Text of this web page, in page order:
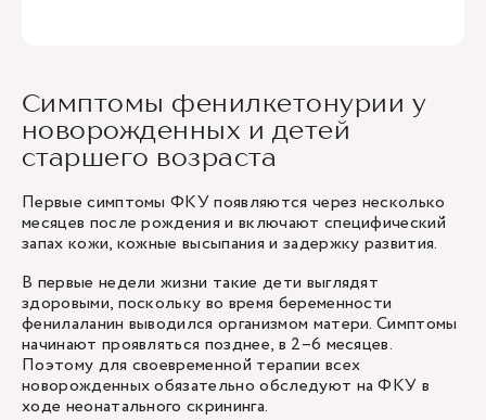
Симптомы фенилкетонурии у
новорожденных и детей
старшего возраста
Первые симптомы ФКУ появляются через несколько
месяцев после рождения и включают специфический
запах кожи, кожные высыпания и задержку развития.
В первые недели жизни такие дети выглядят
здоровыми, поскольку во время беременности
фенилаланин выводился организмом матери. Симптомы
начинают проявляться позднее, в 2–6 месяцев.
Поэтому для своевременной терапии всех
новорожденных обязательно обследуют на ФКУ в
ходе неонатального скрининга.